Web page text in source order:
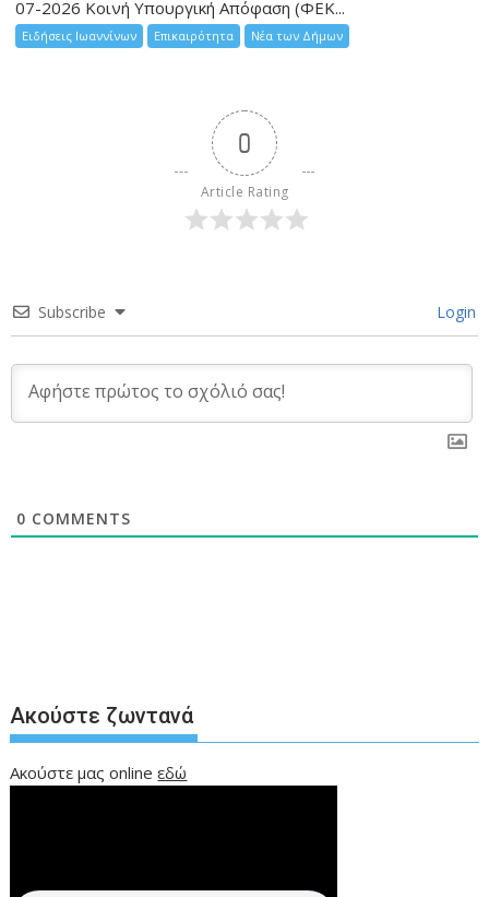
07-2026 Κοινή Υπουργική Απόφαση (ΦΕΚ...
Ειδήσεις Ιωαννίνων Επικαιρότητα Νέα των Δήμων
0
Article Rating
Subscribe Login
0 COMMENTS
Ακούστε ζωντανά
Ακούστε μας onlineεδώ